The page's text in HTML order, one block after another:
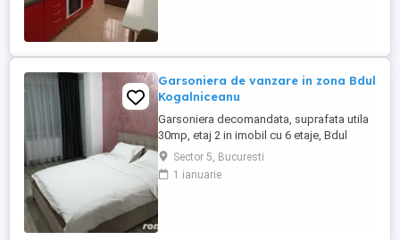
Garsoniera de vanzare in zona Bdul
Kogalniceanu
Garsoniera decomandata, suprafata utila
30mp, etaj 2 in imobil cu 6 etaje, Bdul
Kogalniceanu acces rapid in oras, situata
la numai 5 minute de statia de metrou
Izvor, transport in comun la iesirea din
Sector 5, Bucuresti
1 ianuarie